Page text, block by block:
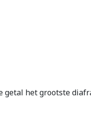
het grootste